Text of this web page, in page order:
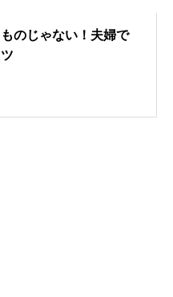
のじゃない！夫婦で